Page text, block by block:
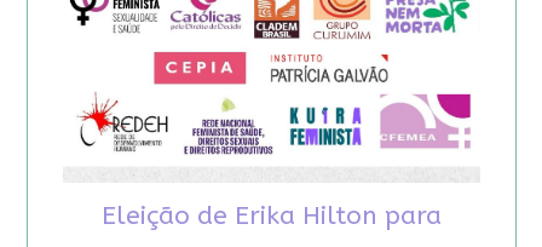
Eleição de Erika Hilton para